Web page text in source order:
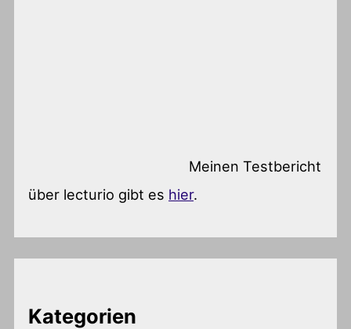
Meinen Testbericht
über lecturio gibt es hier.
Kategorien